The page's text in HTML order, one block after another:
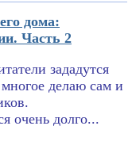
дома:
Часть 2
зададутся
делаю сам и
очень долго...